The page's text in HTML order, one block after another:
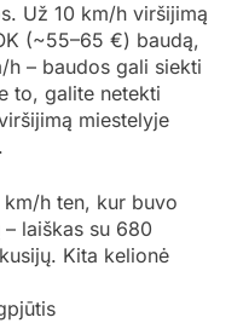
Už 10 km/h viršijimą
(~55–65 €) baudą,
– baudos gali siekti
to, galite netekti
miestelyje
km/h ten, kur buvo
laiškas su 680
Kita kelionė